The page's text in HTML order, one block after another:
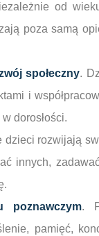
od
poza samą
społeczny.
i
dorosłości.
dzieci rozwijają
innych,
poznawczym.
pamięć,